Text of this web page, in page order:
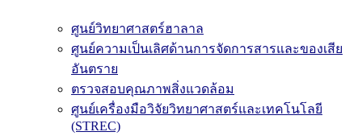
ศูนย์วิทยาศาสตร์ฮาลาล
ศูนย์ความเป็นเลิศด้านการจัดการสารและของเสีย
อันตราย
ตรวจสอบคุณภาพสิ่งแวดล้อม
ศูนย์เครื่องมือวิจัยวิทยาศาสตร์และเทคโนโลยี
(STREC)